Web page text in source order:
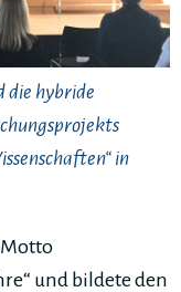
die hybride
in
und bildete den